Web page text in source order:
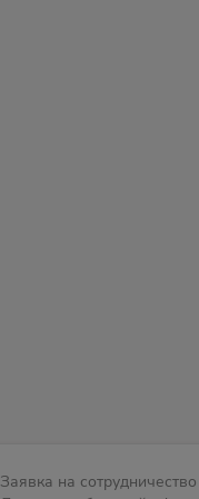
Заявка на сотрудничество